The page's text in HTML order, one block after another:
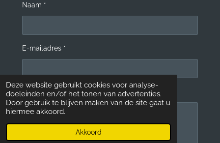
Deze website gebruikt cookies voor analyse-
doeleinden en/of het tonen van advertenties.
Door gebruik te blijven maken van de site gaat u
hiermee akkoord.
Akkoord
o
r
Naam *
E-mailadres *
Bericht *